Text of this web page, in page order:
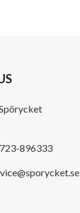
896333